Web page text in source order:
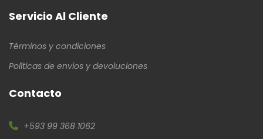
Servicio Al Cliente
Términos y condiciones
Políticas de envíos y devoluciones
Contacto
+593 99 368 1062